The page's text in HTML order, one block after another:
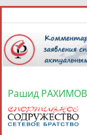
СПОРТСМЕНЫ,
Рашид РАХИМОВ